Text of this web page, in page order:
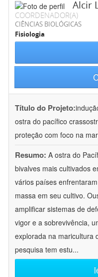
Alcir
COORDENADOR(A)
CIÊNCIAS BIOLÓGICAS
Fisiologia
Título do Projeto:
ostra do pacífico
proteção com foco na
Resumo: A ostra do
bivalves mais cultivados
vários países
massa em seu cultivo.
amplificar sistemas de
vigor e a sobrevivência,
explorada na maricultura
pesquisa tem estu...